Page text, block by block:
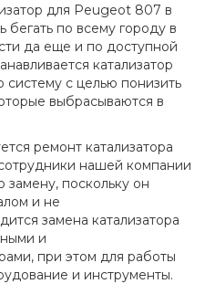
для Peugeot 807 в
по всему городу в
да еще и по доступной
катализатор
с целью понизить
выбрасываются в
ремонт катализатора
нашей компании
замену, поскольку он
и не
замена катализатора
и
при этом для работы
и инструменты.